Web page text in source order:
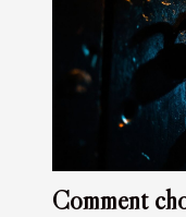
Comment